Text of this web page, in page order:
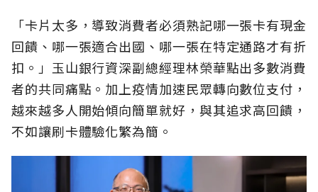
「卡片太多，導致消費者必須熟記哪一張卡有現金
回饋、哪一張適合出國、哪一張在特定通路才有折
扣。」玉山銀行資深副總經理林榮華點出多數消費
者的共同痛點。加上疫情加速民眾轉向數位支付，
越來越多人開始傾向簡單就好，與其追求高回饋，
不如讓刷卡體驗化繁為簡。